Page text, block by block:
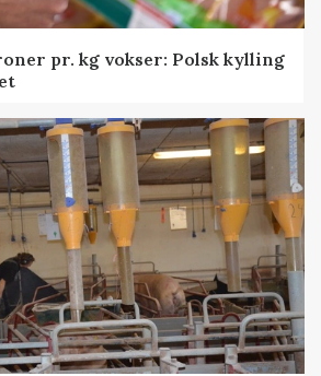
pr. kg vokser: Polsk kylling